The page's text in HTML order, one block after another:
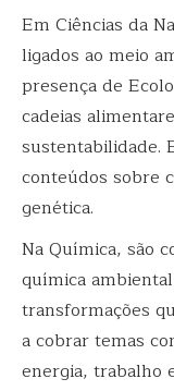
Em Ciências da
ligados ao meio
presença de
cadeias
sustentabilidade.
conteúdos sobre
genética.
Na Química, são
química
transformações
a cobrar temas
energia, trabalho